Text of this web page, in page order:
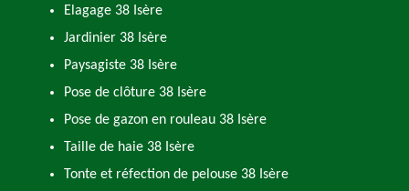
Elagage 38 Isère
Jardinier 38 Isère
Paysagiste 38 Isère
Pose de clôture 38 Isère
Pose de gazon en rouleau 38 Isère
Taille de haie 38 Isère
Tonte et réfection de pelouse 38 Isère